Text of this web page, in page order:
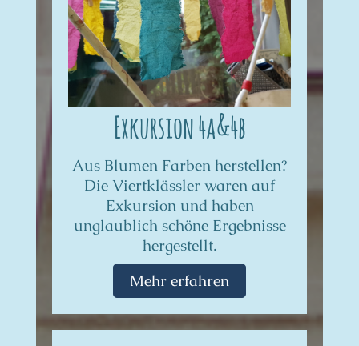
Exkursion 4a&4b
Aus Blumen Farben herstellen?
Die Viertklässler waren auf
Exkursion und haben
unglaublich schöne Ergebnisse
hergestellt.
Mehr erfahren